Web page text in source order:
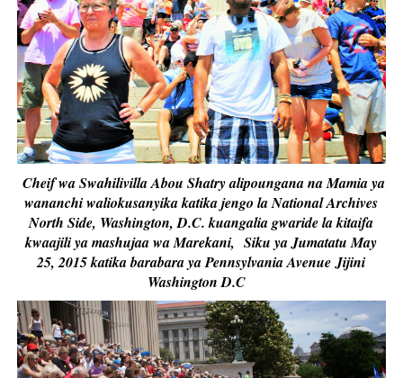
Cheif wa Swahilivilla Abou Shatry alipoungana na Mamia ya
wananchi waliokusanyika katika jengo la National Archives
North Side, Washington, D.C. kuangalia gwaride la kitaifa
kwaajili ya mashujaa wa Marekani, Siku ya Jumatatu May
25, 2015 katika barabara ya Pennsylvania Avenue Jijini
Washington D.C